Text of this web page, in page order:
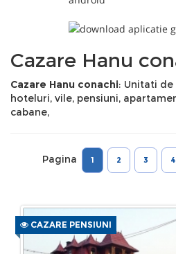
Cazare Hanu
Cazare Hanu conachi: Unitati de
hoteluri, vile, pensiuni,
cabane,
Pagina 1 2 3 4
CAZARE PENSIUNI